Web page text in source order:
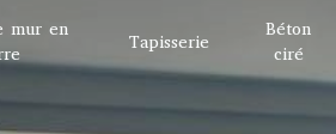
mur en
Tapisserie
Béton
ciré